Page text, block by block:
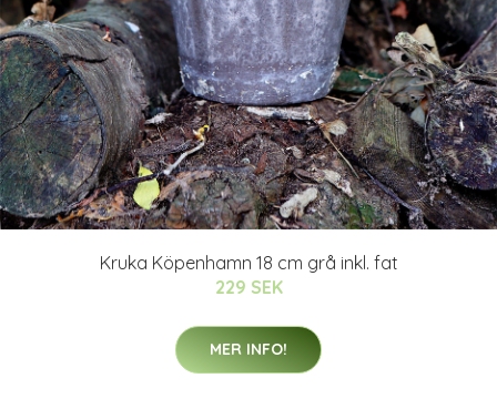
Kruka Köpenhamn 18 cm grå inkl. fat
229 SEK
MER INFO!